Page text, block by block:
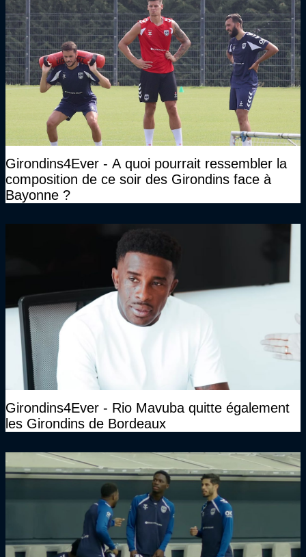
Girondins4Ever - A quoi pourrait ressembler la
composition de ce soir des Girondins face à
Bayonne ?
Girondins4Ever - Rio Mavuba quitte également
les Girondins de Bordeaux